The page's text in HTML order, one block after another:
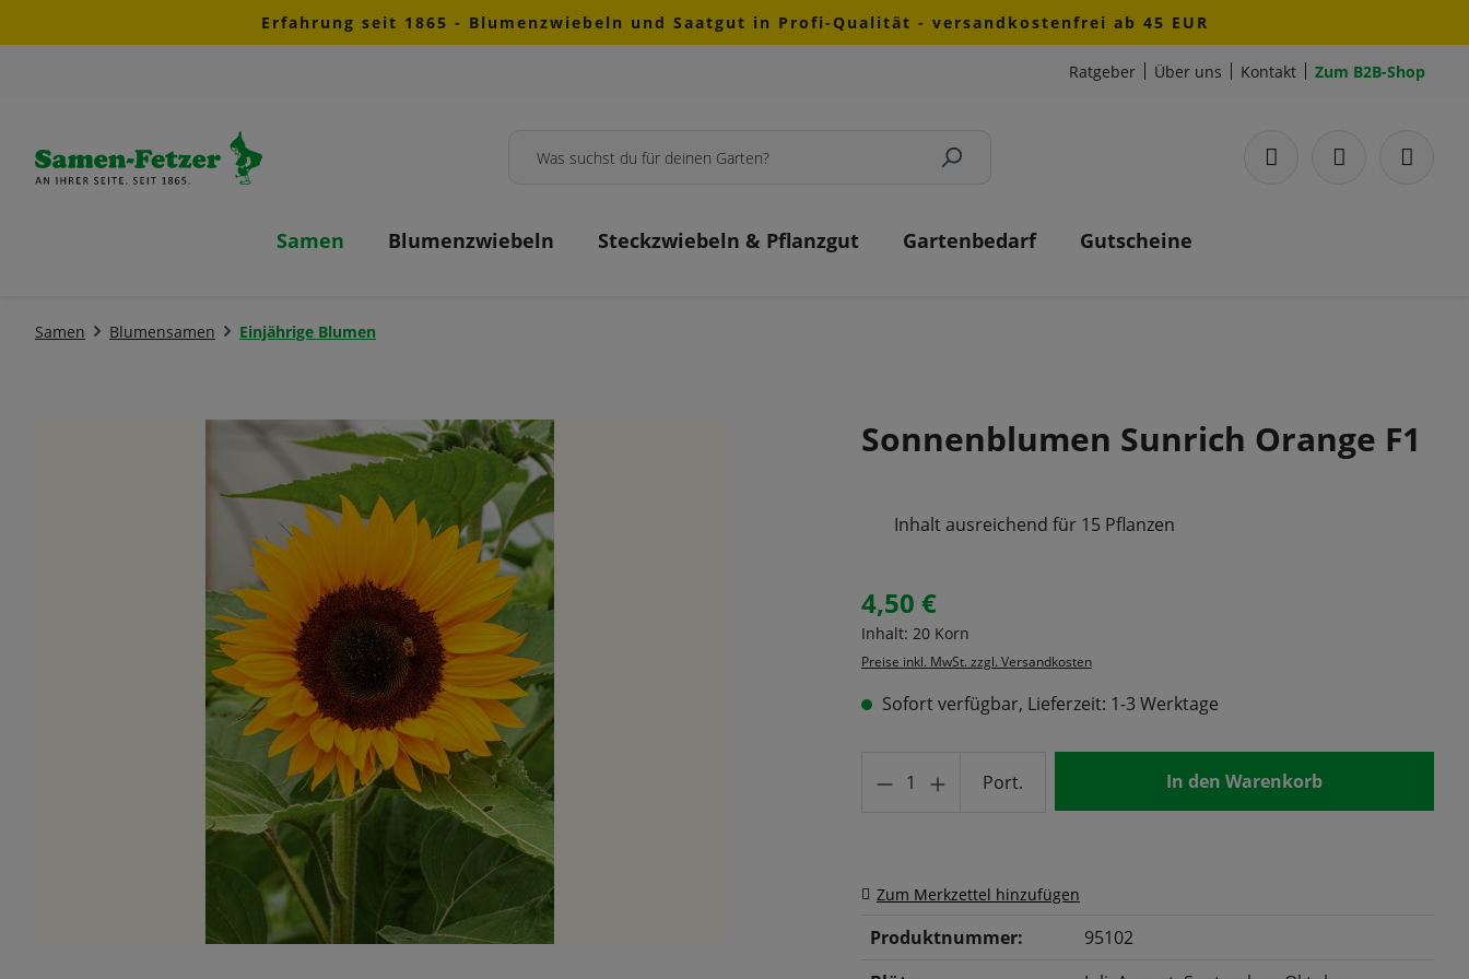
Zur Hauptnavigation springenErfahrung seit 1865 - Blumenzwiebeln und Saatgut in Profi-Qualität - versandkostenfrei ab 45 EUR
Ratgeber Über uns Kontakt Zum B2B-Shop
Samen Blumenzwiebeln Steckzwiebeln & Pflanzgut Gartenbedarf Gutscheine
Samen Blumensamen Einjährige Blumen
Bildergalerie überspringen Sonnenblumen Sunrich Orange F1
Inhalt ausreichend für 15 Pflanzen
Regulärer Preis:
4,50 €
Inhalt: 20 Korn
Preise inkl. MwSt. zzgl. Versandkosten
Sofort verfügbar, Lieferzeit: 1-3 Werktage
Produkt Anzahl: Gib den gewünschten Wert ein
Port. In den Warenkorb
Zum Merkzettel hinzufügen
Produktnummer:
95102